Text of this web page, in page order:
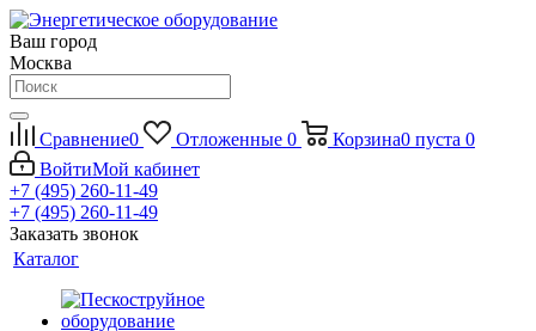
Ваш город
Москва
Сравнение0 Отложенные 0 Корзина0 пуста 0
ВойтиМой кабинет
+7 (495) 260-11-49
+7 (495) 260-11-49
Заказать звонок
Каталог